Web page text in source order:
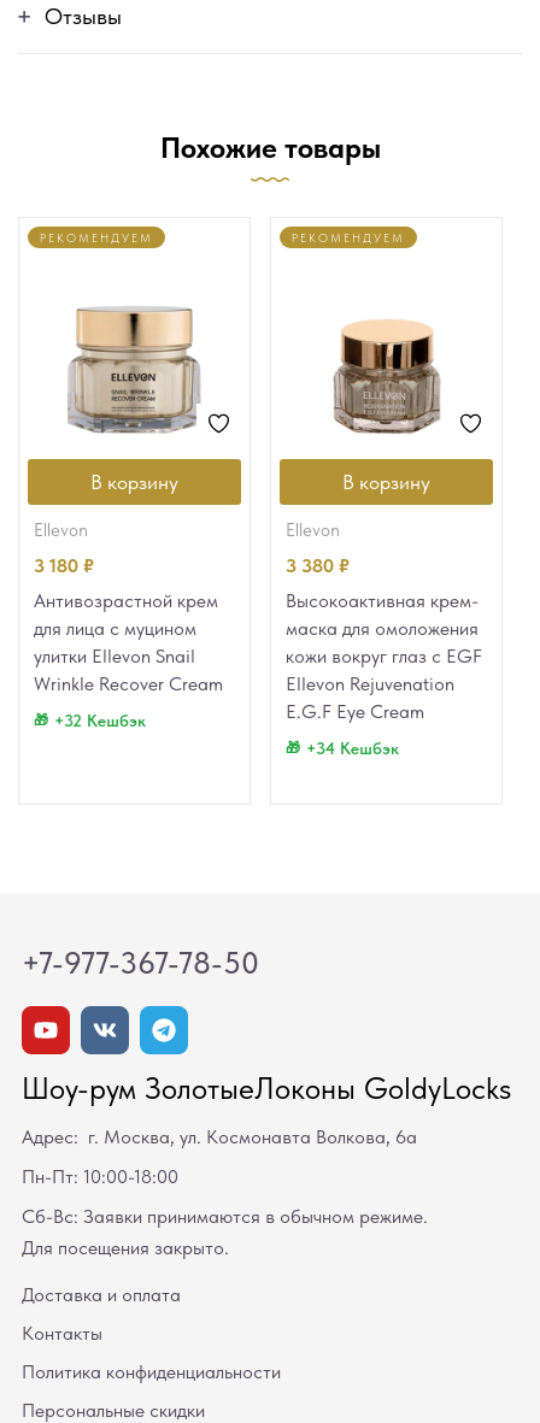
Отзывы
Похожие товары
В корзину
РЕКОМЕНДУЕМ
ellevon
3 180 ₽
Антивозрастной крем
для лица с муцином
улитки Ellevon Snail
Wrinkle Recover Cream
+32 Кешбэк
В корзину
РЕКОМЕНДУЕМ
ellevon
3 380 ₽
Высокоактивная крем-
маска для омоложения
кожи вокруг глаз с EGF
Ellevon Rejuvenation
E.G.F Eye Cream
+34 Кешбэк
+7-977-367-78-50
Шоу-рум ЗолотыеЛоконы GoldyLocks
Адрес: г. Москва, ул. Космонавта Волкова, 6а
Пн-Пт: 10:00-18:00
Сб-Вс: Заявки принимаются в обычном режиме.
Для посещения закрыто.
Доставка и оплата
Контакты
Политика конфиденциальности
Персональные скидки